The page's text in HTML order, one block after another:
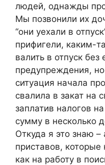
людей, однажды
Мы позвонили их
“они уехали в
прифигели, каким-
валить в отпуск без
предупреждения,
ситуация начала
свалила в закат на
заплатив налогов
сумму в несколько
Откуда я это знаю –
приставов, которые
как на работу в